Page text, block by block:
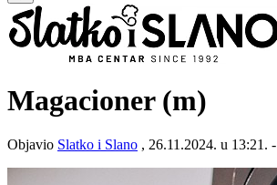
Magacioner (m)
Objavio Slatko i Slano , 26.11.2024. u 13:21. -